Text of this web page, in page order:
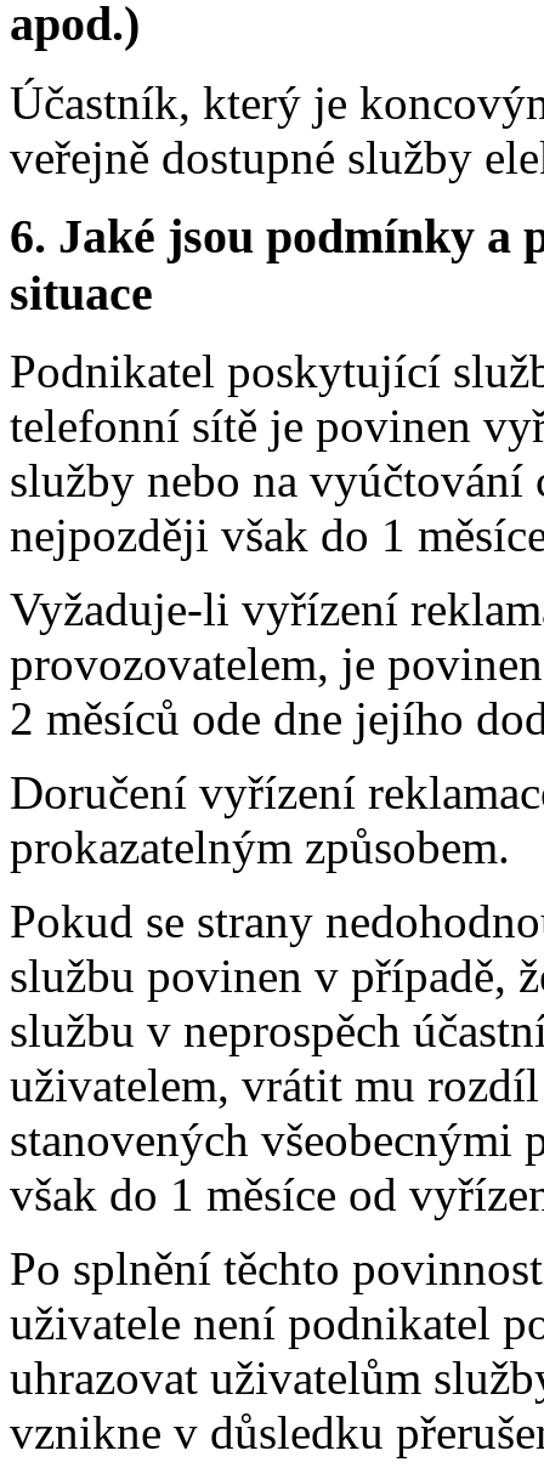
apod.)
Účastník, který je
veřejně dostupné služby
6. Jaké jsou podmínky a
situace
Podnikatel poskytující
telefonní sítě je povinen
služby nebo na vyúčtování
nejpozději však do 1
Vyžaduje-li vyřízení
provozovatelem, je
2 měsíců ode dne jejího
Doručení vyřízení
prokazatelným způsobem.
Pokud se strany
službu povinen v případě,
službu v neprospěch
uživatelem, vrátit mu
stanovených všeobecnými
však do 1 měsíce od
Po splnění těchto
uživatele není podnikatel
uhrazovat uživatelům
vznikne v důsledku